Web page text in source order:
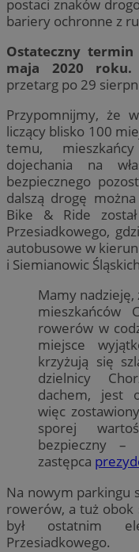
postaci znaków
bariery ochronne z
Ostateczny
maja 2020 roku.
przetarg po 29
Przypomnijmy, że
liczący blisko 100
temu,
dojechania na
bezpiecznego
dalszą drogę
Bike & Ride
Przesiadkowego,
autobusowe w
i Siemianowic
Mamy nadzieję,
mieszkańców
rowerów w
miejsce
krzyżują się
dzielnicy
dachem, jest
więc
sporej
bezpieczny –
zastępca
Na nowym parkingu
rowerów, a tuż obok
był ostatnim
Przesiadkowego.